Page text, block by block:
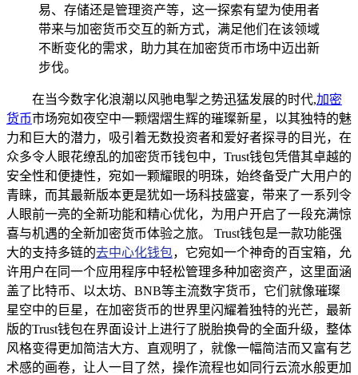
易、存储还是管理资产等，这一探索有望为使用者
带来与加密货币交互的新方式，满足他们在该领域
不断变化的需求，助力其在加密货币市场中迈出新
步伐。
在当今数字化浪潮以风驰电掣之势迅猛发展的时代,加密
货币市场宛如夜空中一颗熠熠生辉的璀璨新星，以其独特的魅
力和巨大的潜力，吸引着无数投资者和爱好者探寻的目光，在
众多令人眼花缭乱的加密货币钱包中，Trust钱包凭借其卓越的
安全性和便捷性，宛如一颗耀眼的明珠，始终备受广大用户的
青睐，而其最新版本更是犹如一场科技盛宴，带来了一系列令
人眼前一亮的全新功能和精心优化，为用户开启了一段充满惊
喜与机遇的全新加密货币体验之旅。 Trust钱包是一款功能强
大的支持多链的去中心化钱包，它宛如一个神奇的百宝箱，允
许用户在同一个应用程序中轻松管理多种加密资产，这里面涵
盖了比特币、以太坊、BNB等主流数字货币，它们就像璀璨
星空中的巨星，在加密货币的世界里闪耀着独特的光芒，最新
版的Trust钱包在界面设计上进行了脱胎换骨的全面升级，整体
风格变得更加简洁大方、直观明了，就像一幅简洁而又富有艺
术感的画卷，让人一目了然，操作流程也如同行云流水般更加